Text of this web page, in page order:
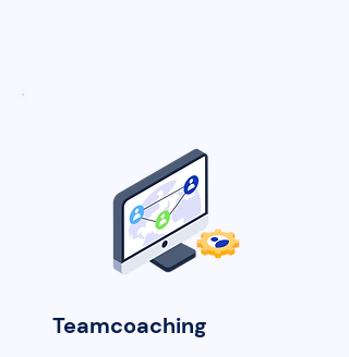
Teamcoaching